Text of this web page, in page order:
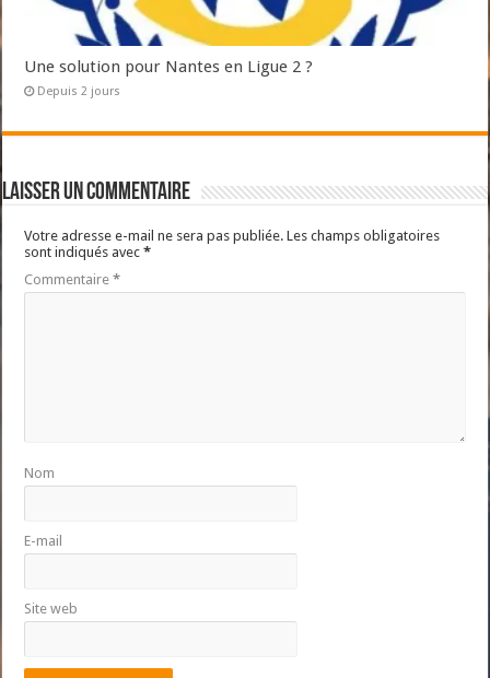
Une solution pour Nantes en Ligue 2 ?
Depuis 2 jours
Laisser un commentaire
Votre adresse e-mail ne sera pas publiée. Les champs obligatoires
sont indiqués avec*
Commentaire*
Nom
E-mail
Site web